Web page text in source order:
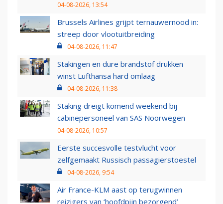
04-08-2026, 13:54
Brussels Airlines grijpt ternauwernood in:
streep door vlootuitbreiding
04-08-2026, 11:47
Stakingen en dure brandstof drukken
winst Lufthansa hard omlaag
04-08-2026, 11:38
Staking dreigt komend weekend bij
cabinepersoneel van SAS Noorwegen
04-08-2026, 10:57
Eerste succesvolle testvlucht voor
zelfgemaakt Russisch passagierstoestel
04-08-2026, 9:54
Air France-KLM aast op terugwinnen
reizigers van ‘hoofdpijn bezorgend’